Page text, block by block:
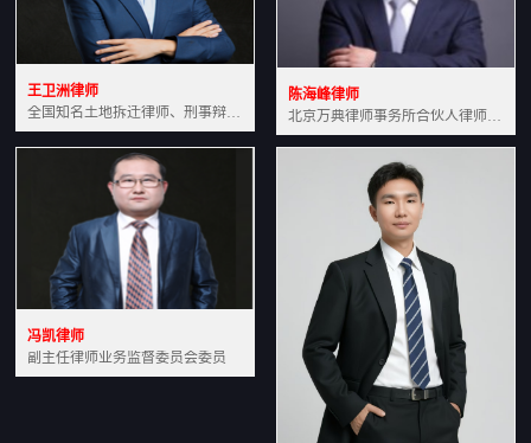
王卫洲律师
全国知名土地拆迁律师、刑事辩护律师北京万典律师事务所主任中国法学会会员北京市行政法研究会理事
陈海峰律师
北京万典律师事务所合伙人律师土地房产专业资深律师
冯凯律师
副主任律师业务监督委员会委员